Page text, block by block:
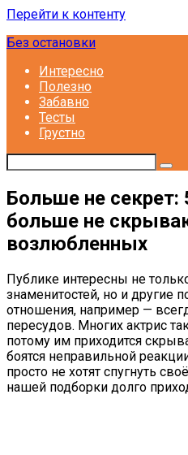
Перейти к контенту
Без остановки
Интересно
Полезно
Забавно
Тесты
Грустно
Больше не секрет:
больше не
возлюбленных
Публике интересны не
знаменитостей, но и другие
отношения, например —
пересудов. Многих актрис
потому им приходится
боятся неправильной
просто не хотят спугнуть
нашей подборки долго